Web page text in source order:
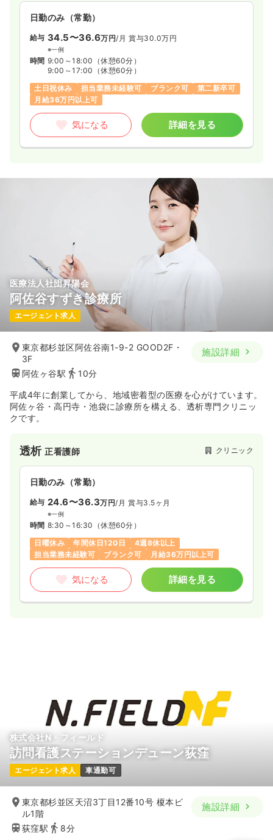
日勤のみ（常勤）
給与 34.5〜36.6万円/月 賞与30.0万円
※一例
時間 9:00～18:00 （休憩60分）
9:00～17:00 （休憩60分）
土日祝休み
担当業務未経験可 ブランク可
第二新卒可
月給36万円以上可
気になる 詳細を見る
医療法人社団昇陽会
阿佐谷すずき診療所
エージェント求人
東京都杉並区阿佐谷南1-9-2 GOOD2F・
3F
阿佐ヶ谷駅
10分
施設詳細
平成4年に創業してから、地域密着型の医療を心がけています。
阿佐ヶ谷・高円寺・池袋に診療所を構える、透析専門クリニッ
クです。
透析正看護師 クリニック
日勤のみ（常勤）
給与 24.6〜36.3万円/月 賞与3.5ヶ月
※一例
時間 8:30～16:30 （休憩60分）
日曜休み
年間休日120日
4週8休以上
担当業務未経験可
ブランク可 月給36万円以上可
気になる 詳細を見る
株式会社N・フィールド
訪問看護ステーションデューン荻窪
エージェント求人 車通勤可
東京都杉並区天沼3丁目12番10号 榎本ビ
ル1階
荻窪駅
8分
施設詳細